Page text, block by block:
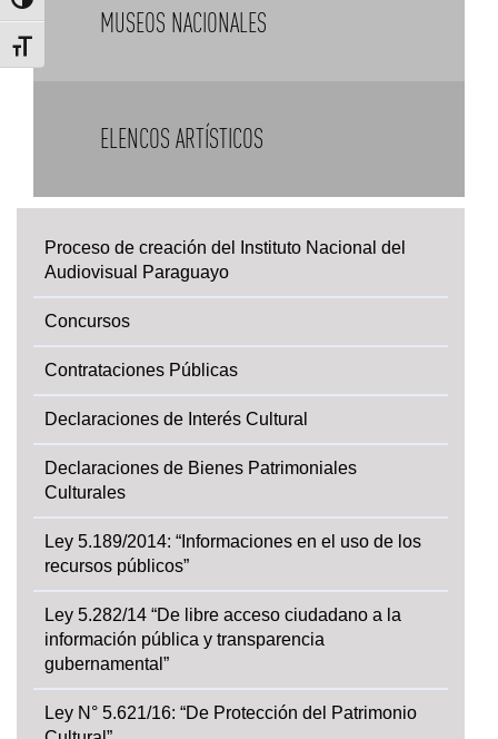
Alternar tamaño de letra
MUSEOS NACIONALES
ELENCOS ARTÍSTICOS
Proceso de creación del Instituto Nacional del
Audiovisual Paraguayo
Concursos
Contrataciones Públicas
Declaraciones de Interés Cultural
Declaraciones de Bienes Patrimoniales
Culturales
Ley 5.189/2014: “Informaciones en el uso de los
recursos públicos”
Ley 5.282/14 “De libre acceso ciudadano a la
información pública y transparencia
gubernamental”
Ley N° 5.621/16: “De Protección del Patrimonio